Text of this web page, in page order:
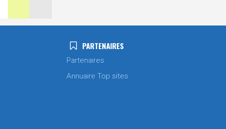
PARTENAIRES
Partenaires
Annuaire Top sites